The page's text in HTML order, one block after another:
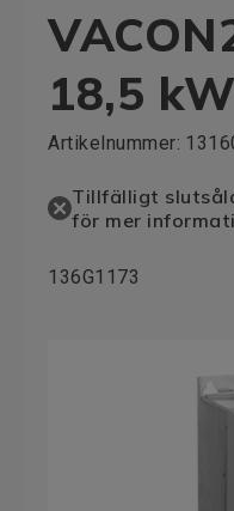
18,5
Artikelnummer:
Tillfälligt
för mer
136G1173